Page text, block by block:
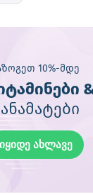
10%-მდე
იყიდე ახლავე